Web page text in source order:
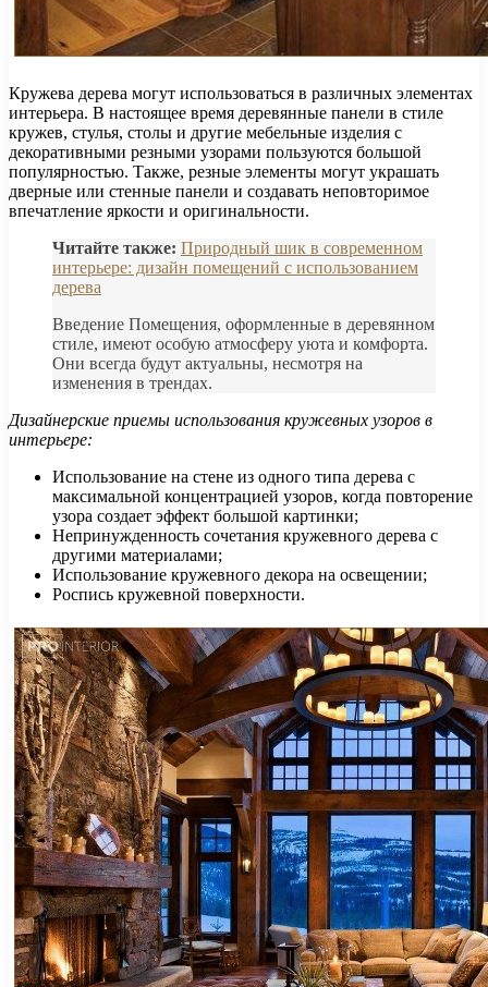
Кружева дерева могут использоваться в различных элементах
интерьера. В настоящее время деревянные панели в стиле
кружев, стулья, столы и другие мебельные изделия с
декоративными резными узорами пользуются большой
популярностью. Также, резные элементы могут украшать
дверные или стенные панели и создавать неповторимое
впечатление яркости и оригинальности.
Читайте также: Природный шик в современном
интерьере: дизайн помещений с использованием
дерева
Введение Помещения, оформленные в деревянном
стиле, имеют особую атмосферу уюта и комфорта.
Они всегда будут актуальны, несмотря на
изменения в трендах.
Дизайнерские приемы использования кружевных узоров в
интерьере:
Использование на стене из одного типа дерева с
максимальной концентрацией узоров, когда повторение
узора создает эффект большой картинки;
Непринужденность сочетания кружевного дерева с
другими материалами;
Использование кружевного декора на освещении;
Роспись кружевной поверхности.